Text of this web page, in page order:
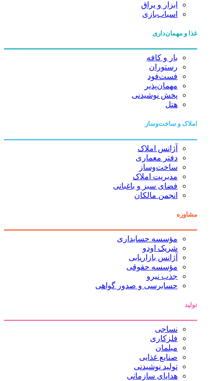
ابزار و یراق
اسباب‌بازی
غذا و مهمان‌داری
بار و کافه
رستوران
فست‌فود
مهمان‌پذیر
پخش نوشیدنی
هتل
املاک و ساخت‌وساز
آژانس املاک
دفتر معماری
ساخت‌وساز
مدیریت املاک
فضای سبز و باغبانی
انجمن مالکان
مشاوره
مؤسسه حسابداری
شریک اودو
آژانس بازاریابی
مؤسسه حقوقی
جذب نیرو
حسابرسی و صدور گواهی
تولید
نساجی
فلزکاری
مبلمان
صنایع غذایی
تولید نوشیدنی
هدایای سازمانی